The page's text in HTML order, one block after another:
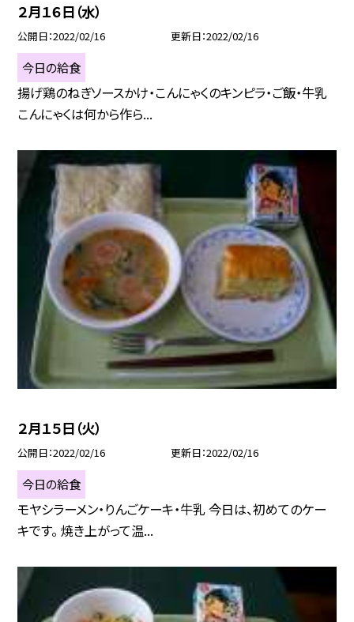
２月１６日（水）
公開日 2022/02/16 更新日 2022/02/16
今日の給食
揚げ鶏のねぎソースかけ・こんにゃくのキンピラ・ご飯・牛乳
こんにゃくは何から作ら...
２月１５日（火）
公開日 2022/02/16 更新日 2022/02/16
今日の給食
モヤシラーメン・りんごケーキ・牛乳 今日は、初めてのケー
キです。 焼き上がって温...